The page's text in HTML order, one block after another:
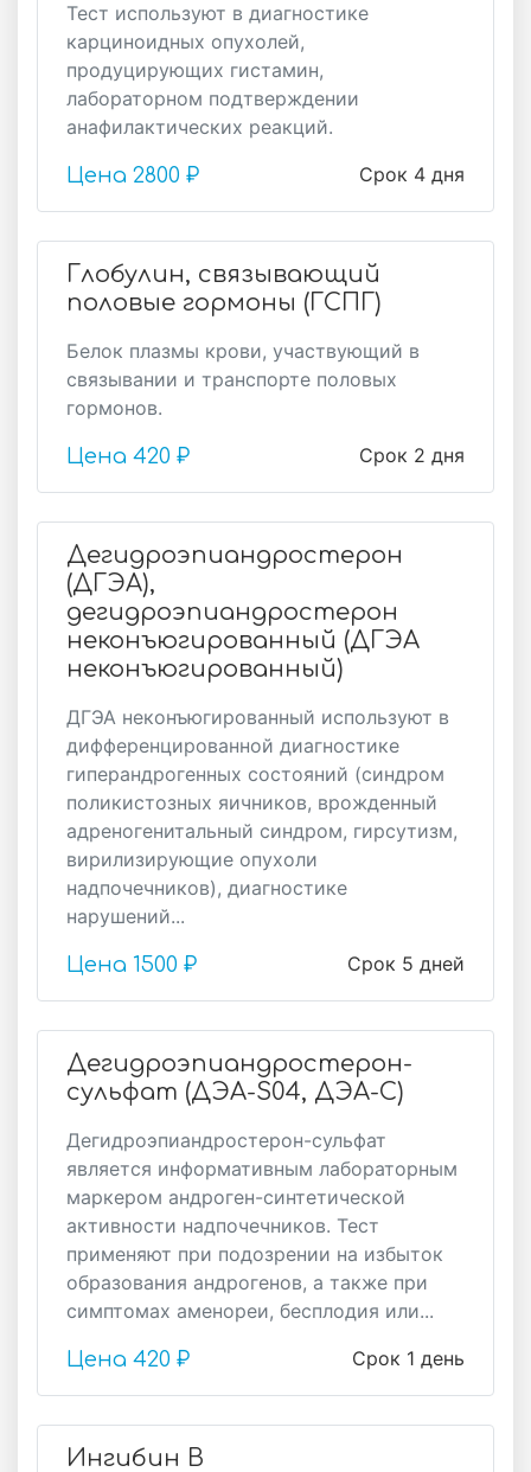
Тест используют в диагностике
карциноидных опухолей,
продуцирующих гистамин,
лабораторном подтверждении
анафилактических реакций.
Срок 4 дня
Цена 2800 ₽
Глобулин, связывающий
половые гормоны (ГСПГ)
Белок плазмы крови, участвующий в
связывании и транспорте половых
гормонов.
Срок 2 дня
Цена 420 ₽
Дегидроэпиандростерон
(ДГЭА),
дегидроэпиандростерон
неконъюгированный (ДГЭА
неконъюгированный)
ДГЭА неконъюгированный используют в
дифференцированной диагностике
гиперандрогенных состояний (синдром
поликистозных яичников, врожденный
адреногенитальный синдром, гирсутизм,
вирилизирующие опухоли
надпочечников), диагностике
нарушений...
Срок 5 дней
Цена 1500 ₽
Дегидроэпиандростерон-
сульфат (ДЭА-S04, ДЭА-С)
Дегидроэпиандростерон-сульфат
является информативным лабораторным
маркером андроген-синтетической
активности надпочечников. Тест
применяют при подозрении на избыток
образования андрогенов, а также при
симптомах аменореи, бесплодия или...
Срок 1 день
Цена 420 ₽
Ингибин В